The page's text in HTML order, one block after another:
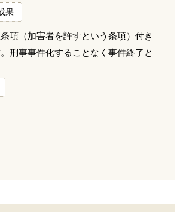
果
項（加害者を許すという条項）付き
刑事事件化することなく事件終了と